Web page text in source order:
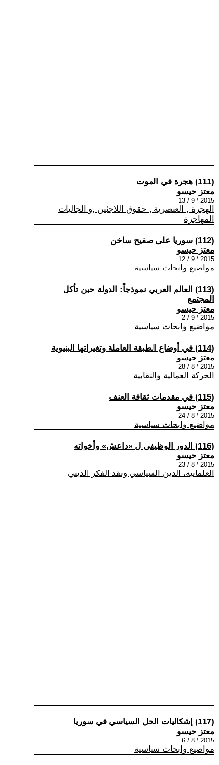
(111) هجرة في الموت
معتز حيسو
2015 / 9 / 13
الهجرة , العنصرية , حقوق اللاجئين ,و الجاليات
المهاجرة
(112) سوريا على صفيح ساخن
معتز حيسو
2015 / 9 / 12
مواضيع وابحاث سياسية
(113) العالم العربي نموذجاً: الدولة حين تأكل
المجتمع
معتز حيسو
2015 / 9 / 2
مواضيع وابحاث سياسية
(114) في أوضاع الطبقة العاملة وتغيراتها البنيوية
معتز حيسو
2015 / 8 / 28
الحركة العمالية والنقابية
(115) في مقدمات ثقافة العنف
معتز حيسو
2015 / 8 / 24
مواضيع وابحاث سياسية
(116) الدور الوظيفي ل «داعش» وأخواته
معتز حيسو
2015 / 8 / 23
العلمانية، الدين السياسي ونقد الفكر الديني
(117) إشكاليات الحل السياسي في سوريا
معتز حيسو
2015 / 8 / 6
مواضيع وابحاث سياسية